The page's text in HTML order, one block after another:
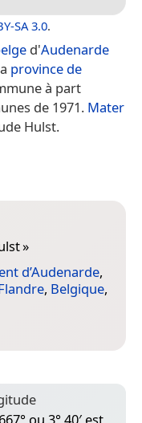
SA 3.0.
d'Audenarde
province de
à part
de 1971. Mater
Hulst.
»
d’Audenarde,
, Belgique,
ou 3° 40′ est